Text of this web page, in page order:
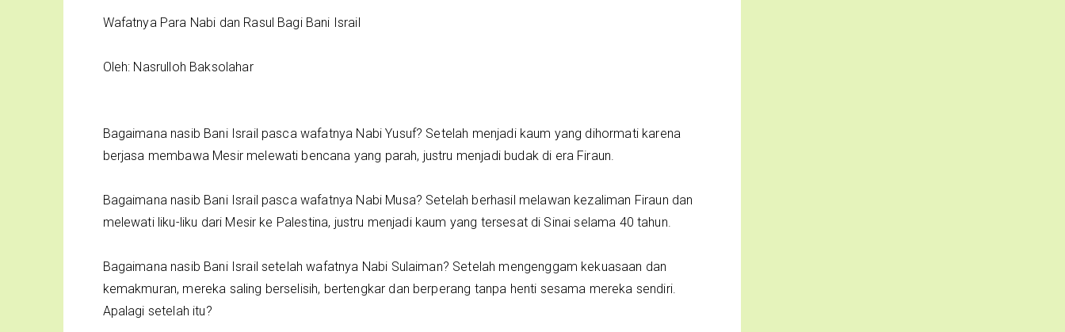
Wafatnya Para Nabi dan Rasul Bagi Bani Israil
Oleh: Nasrulloh Baksolahar
Bagaimana nasib Bani Israil pasca wafatnya Nabi Yusuf? Setelah menjadi kaum yang dihormati karena
berjasa membawa Mesir melewati bencana yang parah, justru menjadi budak di era Firaun.
Bagaimana nasib Bani Israil pasca wafatnya Nabi Musa? Setelah berhasil melawan kezaliman Firaun dan
melewati liku-liku dari Mesir ke Palestina, justru menjadi kaum yang tersesat di Sinai selama 40 tahun.
Bagaimana nasib Bani Israil setelah wafatnya Nabi Sulaiman? Setelah mengenggam kekuasaan dan
kemakmuran, mereka saling berselisih, bertengkar dan berperang tanpa henti sesama mereka sendiri.
Apalagi setelah itu?